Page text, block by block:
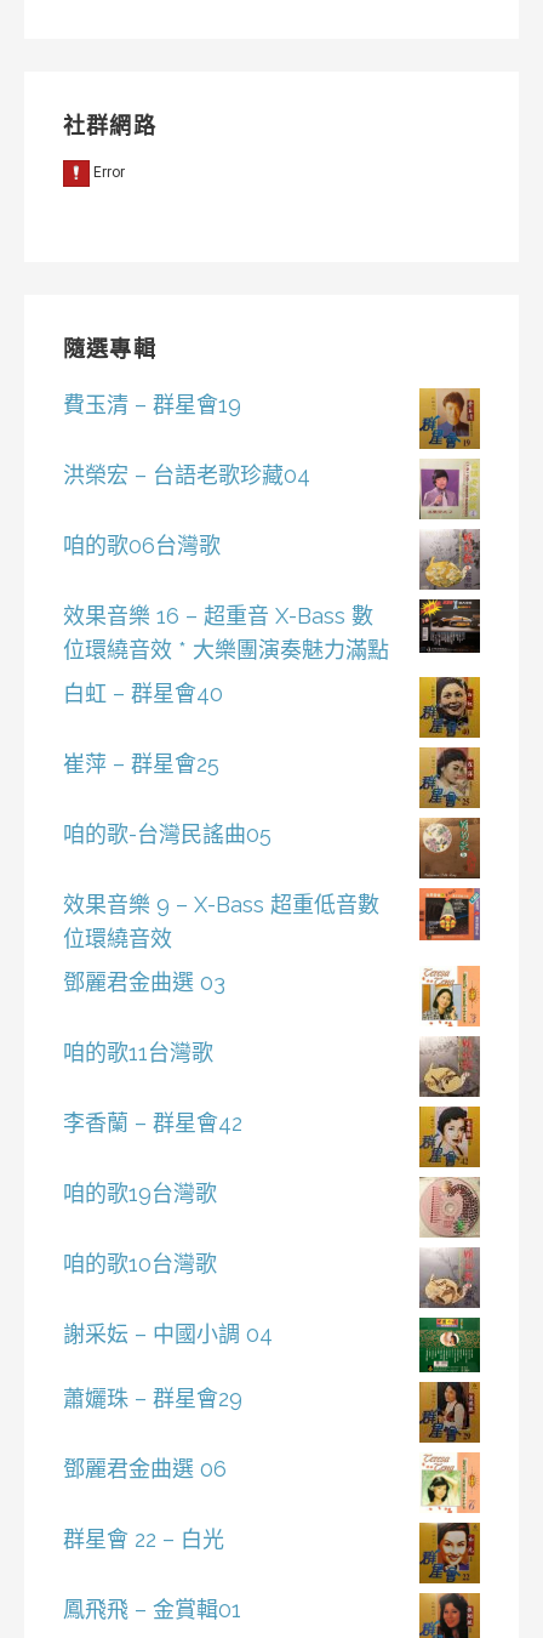
社群網路
隨選專輯
費玉清 – 群星會19
洪榮宏 – 台語老歌珍藏04
咱的歌06台灣歌
效果音樂 16 – 超重音 X-Bass 數
位環繞音效 * 大樂團演奏魅力滿點
白虹 – 群星會40
崔萍 – 群星會25
咱的歌-台灣民謠曲05
效果音樂 9 – X-Bass 超重低音數
位環繞音效
鄧麗君金曲選 03
咱的歌11台灣歌
李香蘭 – 群星會42
咱的歌19台灣歌
咱的歌10台灣歌
謝采妘 – 中國小調 04
蕭孋珠 – 群星會29
鄧麗君金曲選 06
群星會 22 – 白光
鳳飛飛 – 金賞輯01